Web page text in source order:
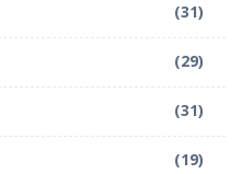
(31)
(29)
(31)
(19)